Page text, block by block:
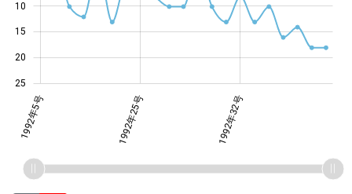
10
25
20
15
1992年5号
24号
30号
37号
1992年25号 1992年32号